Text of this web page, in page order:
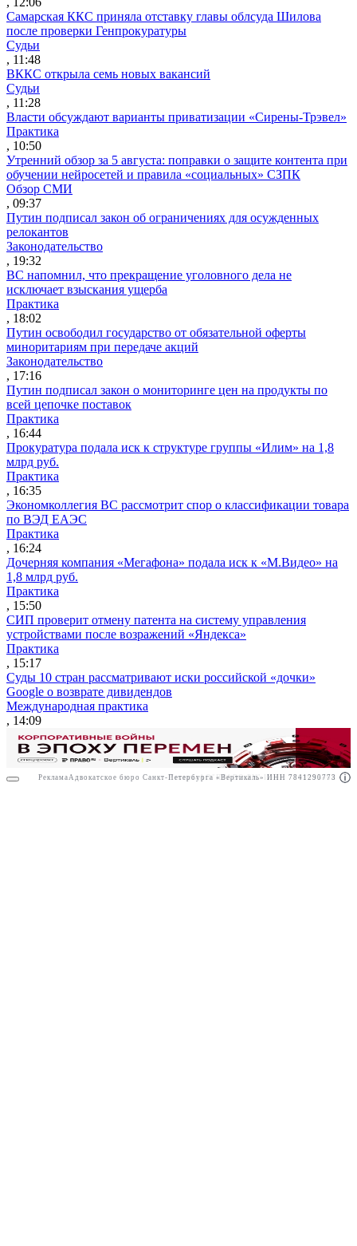
РекламаАО"ПРАВО.РУ" ИНН: 7708095468
Самарская ККС приняла отставку главы облсуда Шилова
после проверки Генпрокуратуры
Судьи
, 11:48
ВККС открыла семь новых вакансий
Судьи
, 11:28
Власти обсуждают варианты приватизации «Сирены-Трэвел»
Практика
, 10:50
Утренний обзор за 5 августа: поправки о защите контента при
обучении нейросетей и правила «социальных» СЗПК
Обзор СМИ
, 09:37
Путин подписал закон об ограничениях для осужденных
релокантов
Законодательство
, 19:32
ВС напомнил, что прекращение уголовного дела не
исключает взыскания ущерба
Практика
, 18:02
Путин освободил государство от обязательной оферты
миноритариям при передаче акций
Законодательство
, 17:16
Путин подписал закон о мониторинге цен на продукты по
всей цепочке поставок
Практика
, 16:44
Прокуратура подала иск к структуре группы «Илим» на 1,8
млрд руб.
Практика
, 16:35
Экономколлегия ВС рассмотрит спор о классификации товара
по ВЭД ЕАЭС
Практика
, 16:24
Дочерняя компания «Мегафона» подала иск к «М.Видео» на
1,8 млрд руб.
Практика
, 15:50
СИП проверит отмену патента на систему управления
устройствами после возражений «Яндекса»
Практика
, 15:17
Суды 10 стран рассматривают иски российской «дочки»
Google о возврате дивидендов
Международная практика
, 14:09
Реклама Адвокатское бюро Санкт-Петербурга «Вертикаль» ИНН 7841290773